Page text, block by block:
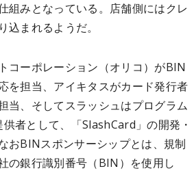
組みとなっている。店舗側にはクレ
まれるようだ。
コーポレーション（オリコ）がBIN
を担当、アイキタスがカード発行者
当、そしてスラッシュはプログラム
者として、「SlashCard」の開発・
おBINスポンサーシップとは、規制
の銀行識別番号（BIN）を使用し